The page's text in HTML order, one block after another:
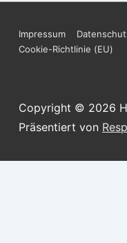
Footer-
Impressum
Cookie-Richtlinie (EU)
Copyright © 2026
Präsentiert von